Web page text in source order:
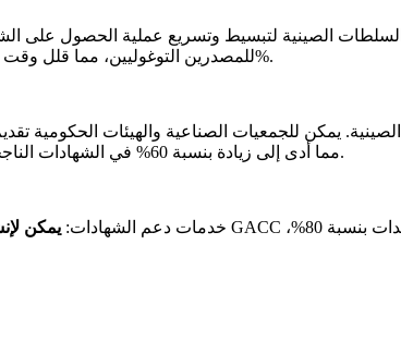
السلطات الصينية لتبسيط وتسريع عملية الحصول على
السفارة الصينية لتسريع موافقات GACC للمصدرين التوغوليين، مما قلل وقت المعالجة بنسبة 50%.
الصينية. يمكن للجمعيات الصناعية والهيئات الحكومية
بتدريب أكثر من 500 منتج للكسافا على متطلبات GACC، مما أدى إلى زيادة بنسبة 60% في الشهادات الناجحة.
- خدمات دعم الشهادات: يمكن